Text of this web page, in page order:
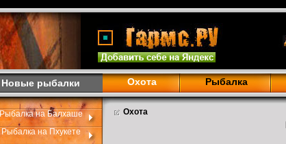
Новые рыбалки Охота Рыбалка
Рыбалка на Балхаше
Рыбалка на Пхукете
Охота